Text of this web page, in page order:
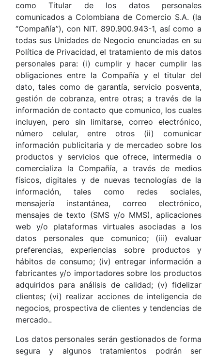
como Titular de los datos personales
comunicados a Colombiana de Comercio S.A. (la
“Compañía”), con NIT. 890.900.943-1, así como a
todas sus Unidades de Negocio enunciadas en su
Política de Privacidad, el tratamiento de mis datos
personales para: (i) cumplir y hacer cumplir las
obligaciones entre la Compañía y el titular del
dato, tales como de garantía, servicio posventa,
gestión de cobranza, entre otras; a través de la
información de contacto que comunico, los cuales
incluyen, pero sin limitarse, correo electrónico,
número celular, entre otros (ii) comunicar
información publicitaria y de mercadeo sobre los
productos y servicios que ofrece, intermedia o
comercializa la Compañía, a través de medios
físicos, digitales y de nuevas tecnologías de la
información, tales como redes sociales,
mensajería instantánea, correo electrónico,
mensajes de texto (SMS y/o MMS), aplicaciones
web y/o plataformas virtuales asociadas a los
datos personales que comunico; (iii) evaluar
preferencias, experiencias sobre productos y
hábitos de consumo; (iv) entregar información a
fabricantes y/o importadores sobre los productos
adquiridos para análisis de calidad; (v) fidelizar
clientes; (vi) realizar acciones de inteligencia de
negocios, prospectiva de clientes y tendencias de
mercado..
Los datos personales serán gestionados de forma
segura y algunos tratamientos podrán ser